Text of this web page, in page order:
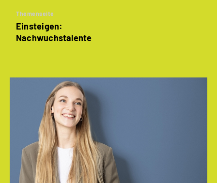
Themenseite
Einsteigen:
Nachwuchstalente